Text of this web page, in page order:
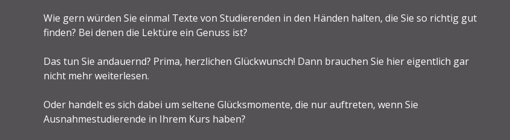
Wie gern würden Sie einmal Texte von Studierenden in den Händen halten, die Sie so richtig gut
finden? Bei denen die Lektüre ein Genuss ist?
Das tun Sie andauernd? Prima, herzlichen Glückwunsch! Dann brauchen Sie hier eigentlich gar
nicht mehr weiterlesen.
Oder handelt es sich dabei um seltene Glücksmomente, die nur auftreten, wenn Sie
Ausnahmestudierende in Ihrem Kurs haben?